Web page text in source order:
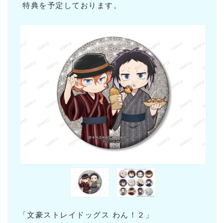
特典を予定しております。
「文豪ストレイドッグス わん！２」